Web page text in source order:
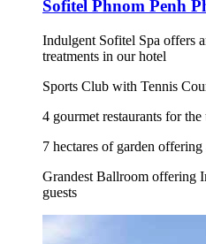
Sofitel Phnom Penh
Indulgent Sofitel Spa offers
treatments in our hotel
Sports Club with Tennis
4 gourmet restaurants for
7 hectares of garden offering
Grandest Ballroom offering
guests